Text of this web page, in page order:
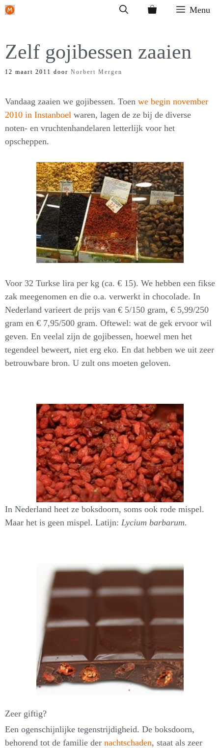
Ga
inhoud
Menu
Zelf gojibessen zaaien
12 maart 2011 door Norbert Mergen
Vandaag zaaien we gojibessen. Toen we begin november
2010 in Instanboel waren, lagen de ze bij de diverse
noten- en vruchtenhandelaren letterlijk voor het
opscheppen.
Voor 32 Turkse lira per kg (ca. € 15). We hebben een fikse
zak meegenomen en die o.a. verwerkt in chocolade. In
Nederland varieert de prijs van € 5/150 gram, € 5,99/250
gram en € 7,95/500 gram. Oftewel: wat de gek ervoor wil
geven. En veelal zijn de gojibessen, hoewel men het
tegendeel beweert, niet erg eko. En dat hebben we uit zeer
betrouwbare bron. U zult ons moeten geloven.
In Nederland heet ze boksdoorn, soms ook rode mispel.
Maar het is geen mispel. Latijn: Lycium barbarum.
Zeer giftig?
Een ogenschijnlijke tegenstrijdigheid. De boksdoorn,
behorend tot de familie der nachtschaden, staat als zeer